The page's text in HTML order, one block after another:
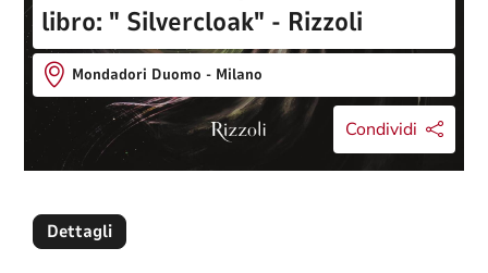
libro: " Silvercloak" - Rizzoli
Mondadori Duomo - Milano
Condividi
Dettagli